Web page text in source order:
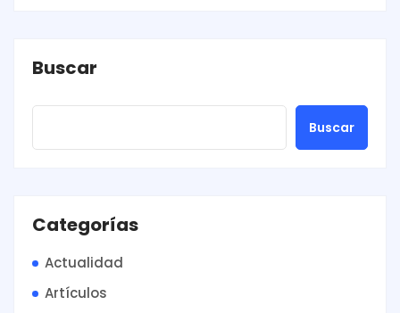
Buscar
Buscar
Categorías
Actualidad
Artículos